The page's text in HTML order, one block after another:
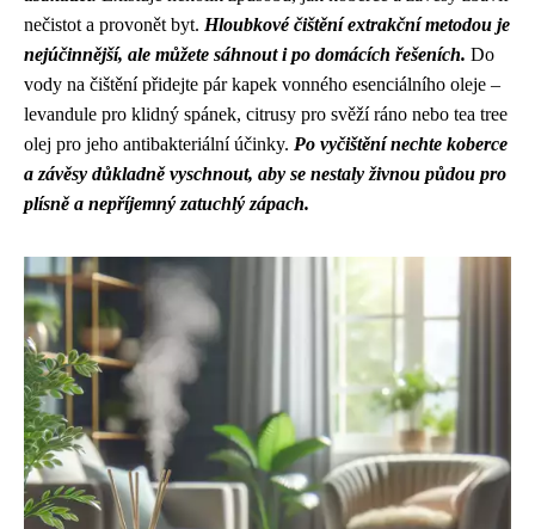
nečistot a provonět byt. Hloubkové čištění extrakční metodou je
nejúčinnější, ale můžete sáhnout i po domácích řešeních. Do
vody na čištění přidejte pár kapek vonného esenciálního oleje –
levandule pro klidný spánek, citrusy pro svěží ráno nebo tea tree
olej pro jeho antibakteriální účinky. Po vyčištění nechte koberce
a závěsy důkladně vyschnout, aby se nestaly živnou půdou pro
plísně a nepříjemný zatuchlý zápach.